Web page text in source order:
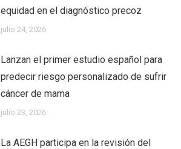
equidad en el diagnóstico precoz
julio 24, 2026
Lanzan el primer estudio español para
predecir riesgo personalizado de sufrir
cáncer de mama
julio 23, 2026
La AEGH participa en la revisión del